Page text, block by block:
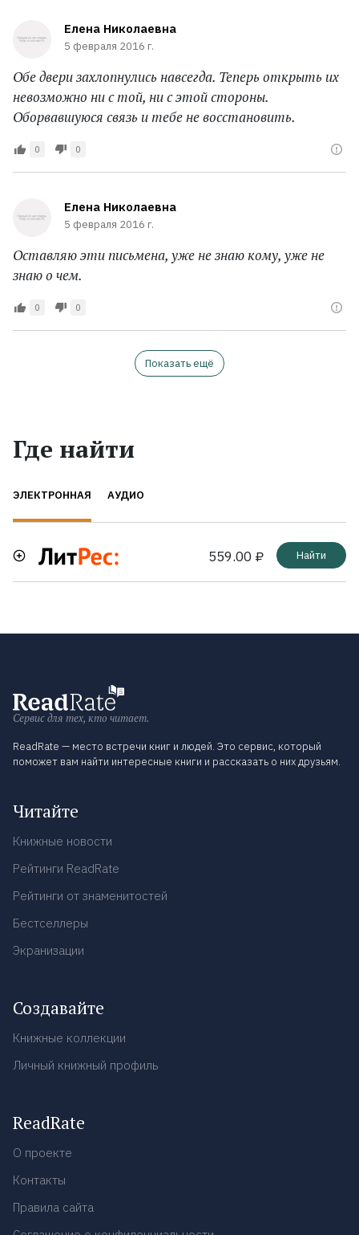
Елена Николаевна
5 февраля 2016 г.
Обе двери захлопнулись навсегда. Теперь открыть их
невозможно ни с той, ни с этой стороны.
Оборвавшуюся связь и тебе не восстановить.
0 0
Елена Николаевна
5 февраля 2016 г.
Оставляю эти письмена, уже не знаю кому, уже не
знаю о чем.
0 0
Показать ещё
Где найти
ЭЛЕКТРОННАЯ АУДИО
559.00 ₽ Найти
Сервис для тех, кто читает.
ReadRate — место встречи книг и людей. Это сервис, который
поможет вам найти интересные книги и рассказать о них друзьям.
Читайте
Книжные новости
Рейтинги ReadRate
Рейтинги от знаменитостей
Бестселлеры
Экранизации
Создавайте
Книжные коллекции
Личный книжный профиль
ReadRate
О проекте
Контакты
Правила сайта